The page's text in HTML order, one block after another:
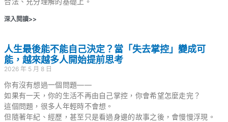
深入閱讀>>
人生最後能不能自己決定？當「失去掌控」變成可
能，越來越多人開始提前思考
2026 年 5 月 8 日
你有沒有想過一個問題——
如果有一天，你的生活不再由自己掌控，你會希望怎麼走完？
這個問題，很多人年輕時不會想。
但隨著年紀、經歷，甚至只是看過身邊的故事之後，會慢慢浮現。